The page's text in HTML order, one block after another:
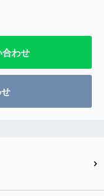
合わせ